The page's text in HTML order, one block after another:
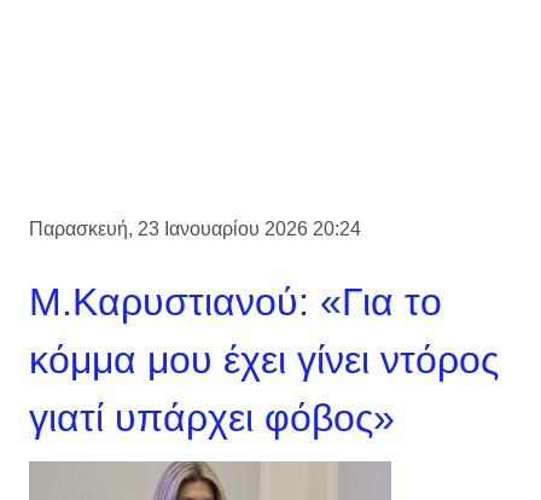
Παρασκευή, 23 Ιανουαρίου 2026 20:24
Μ.Καρυστιανού: «Για το
κόμμα μου έχει γίνει ντόρος
γιατί υπάρχει φόβος»